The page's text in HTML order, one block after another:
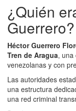
¿Quién
Guerrero?
Héctor Guerrero
Tren de Aragua, una
venezolanas y con
Las autoridades
una estructura
una red criminal